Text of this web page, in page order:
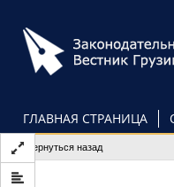
основному
содержанию
ГЛАВНАЯ СТРАНИЦА
Вернуться назад